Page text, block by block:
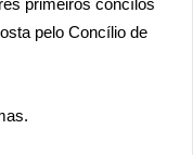
pelo Concílio de